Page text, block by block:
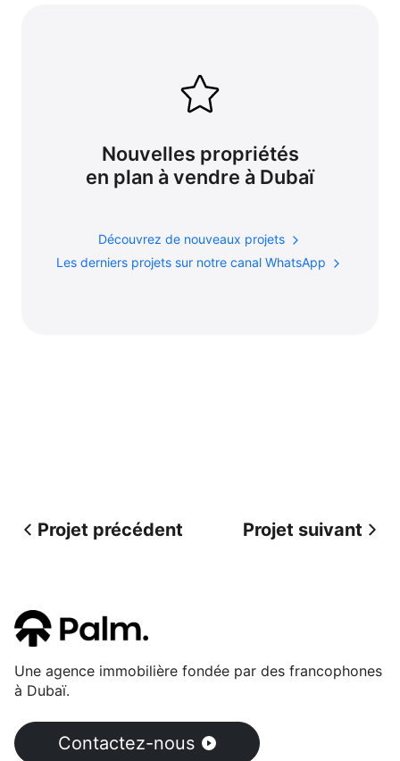
Nouvelles propriétés
en plan à vendre à Dubaï
Découvrez de nouveaux projets
Les derniers projets sur notre canal WhatsApp
Projet précédent Projet suivant
Une agence immobilière fondée par des francophones
à Dubaï.
Contactez-nous